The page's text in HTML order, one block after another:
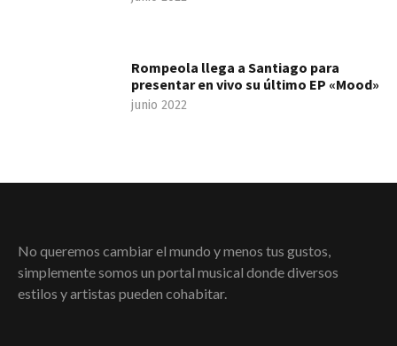
Rompeola llega a Santiago para
presentar en vivo su último EP «Mood»
junio 2022
No queremos cambiar el mundo y menos tus gustos,
simplemente somos un portal musical donde diversos
estilos y artistas pueden cohabitar.